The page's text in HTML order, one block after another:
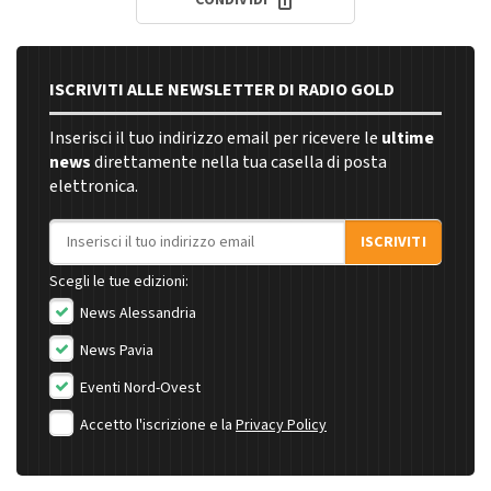
ISCRIVITI ALLE NEWSLETTER DI RADIO GOLD
Inserisci il tuo indirizzo email per ricevere le ultime
newsdirettamente nella tua casella di posta
elettronica.
Indirizzo email
ISCRIVITI
Scegli le tue edizioni:
News Alessandria
News Pavia
Eventi Nord-Ovest
Accetto l'iscrizione e la Privacy Policy